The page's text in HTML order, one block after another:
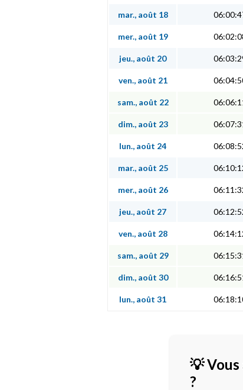
mar., août 18
mer., août 19
jeu., août 20
ven., août 21
sam., août 22
dim., août 23
lun., août 24
mar., août 25
mer., août 26
jeu., août 27
ven., août 28
sam., août 29
dim., août 30
lun., août 31
💡 Vous
?